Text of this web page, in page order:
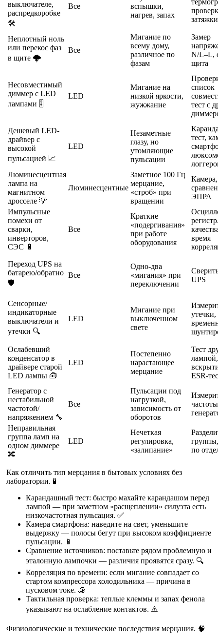
выключателе,
распредкоробке
🛠️
Все
вспышки,
нагрев, запах
затяжки
Неплотный ноль
или перекос фаз
в щите 🌩️
Все
Мигание по
всему дому,
различное по
фазам
Замер
N/L–L,
щита
Несовместимый
диммер с LED
лампами 🎚️
LED
Мигание на
низкой яркости,
жужжание
список
тест с
Дешевый LED-
драйвер с
высокой
пульсацией 📈
LED
Незаметные
глазу, но
утомляющие
пульсации
тест,
Люминесцентная
лампа на
магнитном
дросселе 💡
Люминесцентные
Заметное 100 Гц
мерцание,
«строб» при
вращении
Камера,
ЭПРА
Импульсные
помехи от
сварки,
инверторов,
СЭС 🔋
Все
Краткие
«подергивания»
при работе
оборудования
время
Переход UPS на
батарею/обратно
🛡️
Все
Одно-два
«мигания» при
переключении
UPS
Сенсорные/
индикаторные
выключатели и
утечки 🔍
LED
Мигание при
выключенном
свете
утечки,
Ослабевший
конденсатор в
драйвере старой
LED лампы 🧰
LED
Постепенно
нарастающее
мерцание
Тест
лампой,
ESR-
Генератор с
нестабильной
частотой/
напряжением 🔧
Все
Пульсации под
нагрузкой,
зависимость от
оборотов
Неправильная
группа ламп на
одном диммере
🔀
LED
Нечеткая
регулировка,
«залипание»
по
Как отличить тип мерцания в бытовых условиях без
лаборатории. 🧪
Карандашный тест: быстро махайте карандашом перед
лампой — при заметном «расщеплении» силуэта есть
низкочастотная пульсация. ✅
Камера смартфона: наведите на свет, уменьшите
выдержку — полосы бегут при высоком коэффициенте
пульсации. 📱
Сравнение источников: поставьте рядом проблемную и
эталонную лампочки — различия проявятся сразу. 🔍
Корреляция по времени: если мигание совпадает со
стартом компрессора холодильника — причина в
пусковом токе. 🧊
Тактильная проверка: теплые клеммы и запах фенола
указывают на ослабление контактов. ⚠️
Физиологические и технические последствия мерцания. 🧠